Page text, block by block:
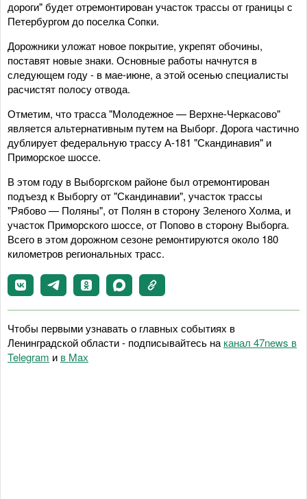
дороги" будет отремонтирован участок трассы от границы с
Петербургом до поселка Сопки.
Дорожники уложат новое покрытие, укрепят обочины,
поставят новые знаки. Основные работы начнутся в
следующем году - в мае-июне, а этой осенью специалисты
расчистят полосу отвода.
Отметим, что трасса "Молодежное — Верхне-Черкасово"
является альтернативным путем на Выборг. Дорога частично
дублирует федеральную трассу А-181 "Скандинавия" и
Приморское шоссе.
В этом году в Выборгском районе был отремонтирован
подъезд к Выборгу от "Скандинавии", участок трассы
"Рябово — Поляны", от Полян в сторону Зеленого Холма, и
участок Приморского шоссе, от Попово в сторону Выборга.
Всего в этом дорожном сезоне ремонтируются около 180
километров региональных трасс.
Чтобы первыми узнавать о главных событиях в
Ленинградской области - подписывайтесь на канал 47news в
Telegram и в Maх